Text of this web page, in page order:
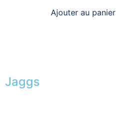
Ajouter au panier
Jaggs